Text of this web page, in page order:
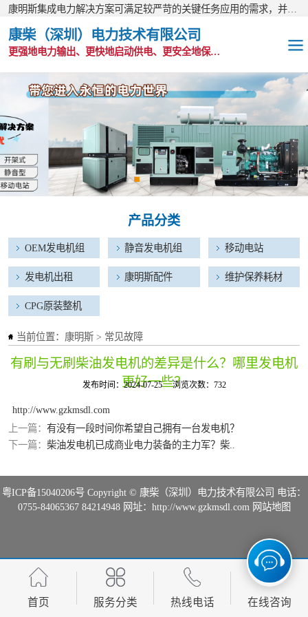
康柴（深圳）电力技术有限公司
更强地电力输出、更快地启动供电、更安全地保护功能
当前位置： 康明斯 > 常见故障
有刷与无刷柴油发电机的差异是什么？哪里发电机
更好一些？
发布时间：2024-07-25 浏览次数：732
http://www.gzkmsdl.com
上一篇： 有没有一段时间你希望自己拥有一台发电机？
下一篇： 柴油发电机已成商业电力装备的主力军？柴..
产品分类
OEM发电机组 静音发电机组 移动电站
发电机出租 康明斯配件 维护保养耗材
CPG原装整机
粤ICP备15040206号 Copyright © 康柴（深圳）电力技术有限公司 电话：
0755-84065367 84214948 网址：http://www.gzkmsdl.com 网站地图
首页 服务分类 热线电话 在线咨询
OEM发电机组
静音发电机组
移动电站
发电机出租
维护保养耗材
CPG原装整机